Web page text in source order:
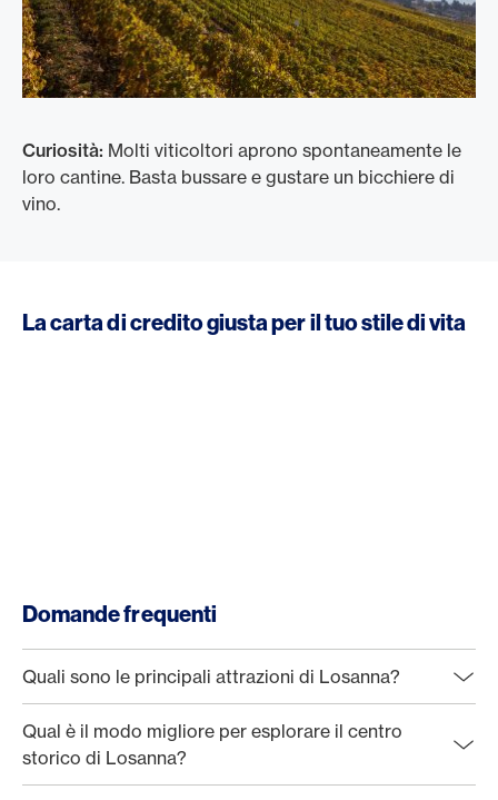
Curiosità: Molti viticoltori aprono spontaneamente le
loro cantine. Basta bussare e gustare un bicchiere di
vino.
La carta di credito giusta per il tuo stile di vita
Domande frequenti
Quali sono le principali attrazioni di Losanna?
Qual è il modo migliore per esplorare il centro
storico di Losanna?